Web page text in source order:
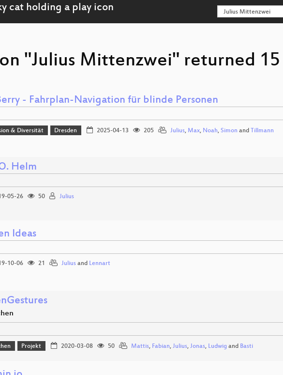
"Julius Mittenzwei" returned 15
- Fahrplan-Navigation für blinde Personen
& Diversität Dresden 2025-04-13 205 Julius, Max, Noah, Simon and Tillmann
Helm
05-26 50 Julius
Ideas
10-06 21 Julius and Lennart
Projekt 2020-03-08 50 Mattis, Fabian, Julius, Jonas, Ludwigand Basti